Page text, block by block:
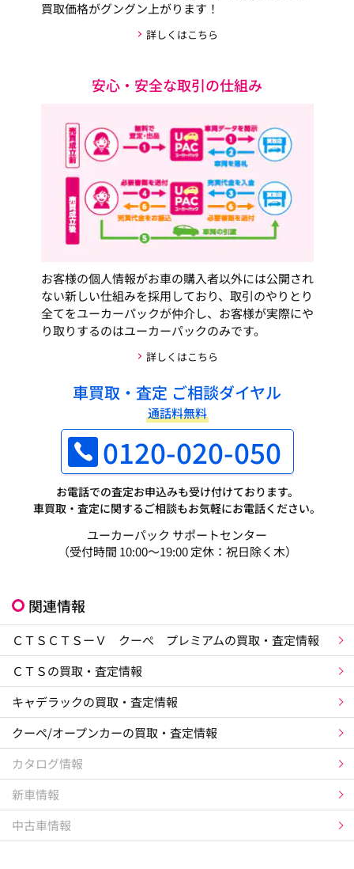
買取価格がグングン上がります！
詳しくはこちら
安心・安全な取引の仕組み
お客様の個人情報がお車の購入者以外には公開され
ない新しい仕組みを採用しており、取引のやりとり
全てをユーカーパックが仲介し、お客様が実際にや
り取りするのはユーカーパックのみです。
詳しくはこちら
車買取・査定 ご相談ダイヤル
通話料無料
0120-020-050
お電話での査定お申込みも受け付けております。
車買取・査定に関するご相談もお気軽にお電話ください。
ユーカーパック サポートセンター
（受付時間 10:00～19:00 定休：祝日除く木）
関連情報
ＣＴＳＣＴＳーＶ クーぺ プレミアムの買取・査定情報
ＣＴＳの買取・査定情報
キャデラックの買取・査定情報
クーペ/オープンカーの買取・査定情報
カタログ情報
新車情報
中古車情報